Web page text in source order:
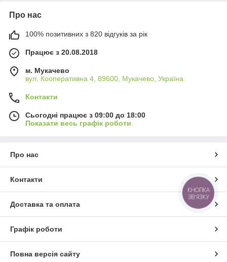
Про нас
100% позитивних з 820 відгуків за рік
Працює з 20.08.2018
м. Мукачево
вул. Кооперативна 4, 89600, Мукачево, Україна
Контакти
Сьогодні працює з 09:00 до 18:00
Показати весь графік роботи
Про нас
Контакти
Доставка та оплата
Графік роботи
Повна версія сайту
КНОПКА
ЗВ'ЯЗКУ